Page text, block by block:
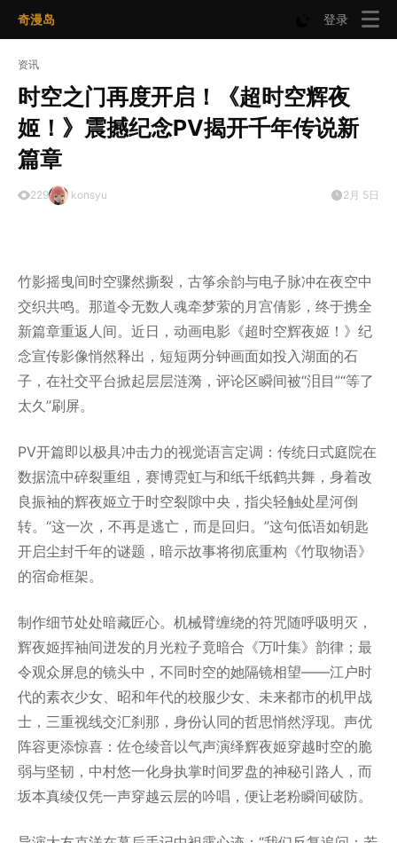
奇漫岛 登录
资讯
时空之门再度开启！《超时空辉夜
姬！》震撼纪念PV揭开千年传说新
篇章
229 konsyu 2月 5日
竹影摇曳间时空骤然撕裂，古筝余韵与电子脉冲在夜空中
交织共鸣。那道令无数人魂牵梦萦的月宫倩影，终于携全
新篇章重返人间。近日，动画电影《超时空辉夜姬！》纪
念宣传影像悄然释出，短短两分钟画面如投入湖面的石
子，在社交平台掀起层层涟漪，评论区瞬间被“泪目”“等了
太久”刷屏。
PV开篇即以极具冲击力的视觉语言定调：传统日式庭院在
数据流中碎裂重组，赛博霓虹与和纸千纸鹤共舞，身着改
良振袖的辉夜姬立于时空裂隙中央，指尖轻触处星河倒
转。“这一次，不再是逃亡，而是回归。”这句低语如钥匙
开启尘封千年的谜题，暗示故事将彻底重构《竹取物语》
的宿命框架。
制作细节处处暗藏匠心。机械臂缠绕的符咒随呼吸明灭，
辉夜姬挥袖间迸发的月光粒子竟暗合《万叶集》韵律；最
令观众屏息的镜头中，不同时空的她隔镜相望——江户时
代的素衣少女、昭和年代的校服少女、未来都市的机甲战
士，三重视线交汇刹那，身份认同的哲思悄然浮现。声优
阵容更添惊喜：佐仓绫音以气声演绎辉夜姬穿越时空的脆
弱与坚韧，中村悠一化身执掌时间罗盘的神秘引路人，而
坂本真绫仅凭一声穿越云层的吟唱，便让老粉瞬间破防。